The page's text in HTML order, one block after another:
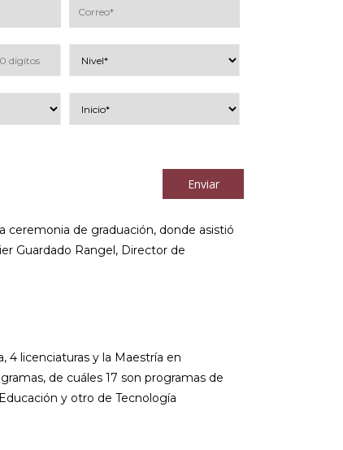
Enviar
ceremonia de graduación, donde asistió
Guardado Rangel, Director de
4 licenciaturas y la Maestría en
de cuáles 17 son programas de
y otro de Tecnología